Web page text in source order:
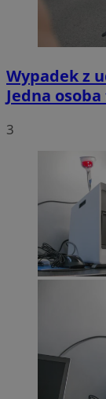
Wypadek z
Jedna
3